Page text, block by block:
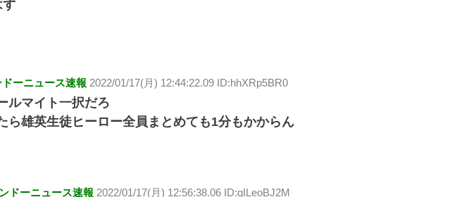
ず
ーニュース速報 2022/01/17(月) 12:44:22.09 ID:hhXRp5BR0
ルマイト一択だろ
ら雄英生徒ヒーロー全員まとめても1分もかからん
ドーニュース速報 2022/01/17(月) 12:56:38.06 ID:qILeoBJ2M